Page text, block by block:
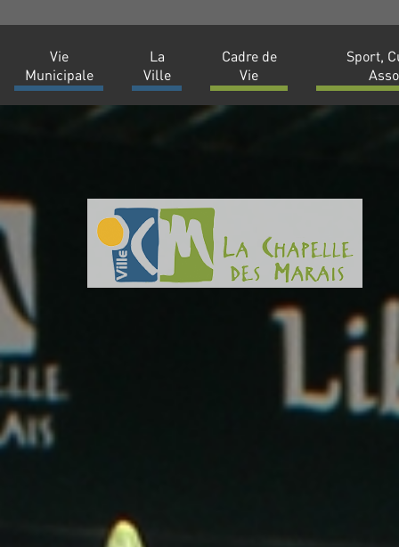
Vie
Municipale
La
Ville
Cadre de
Vie
Sport,